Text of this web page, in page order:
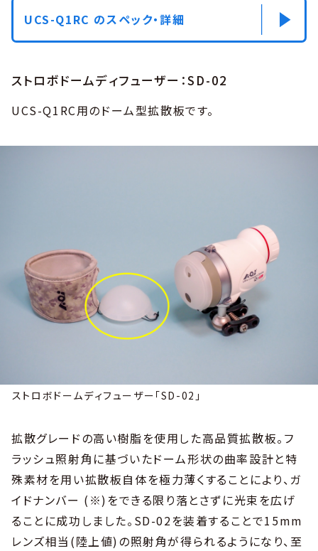
UCS-Q1RC のスペック・詳細
ストロボドームディフューザー：SD-02
UCS-Q1RC用のドーム型拡散板です。
ストロボドームディフューザー「SD-02」
拡散グレードの高い樹脂を使用した高品質拡散板。フ
ラッシュ照射角に基づいたドーム形状の曲率設計と特
殊素材を用い拡散板自体を極力薄くすることにより、ガ
イドナンバー (※)をできる限り落とさずに光束を広げ
ることに成功しました。SD-02を装着することで15mm
レンズ相当(陸上値)の照射角が得られるようになり、至